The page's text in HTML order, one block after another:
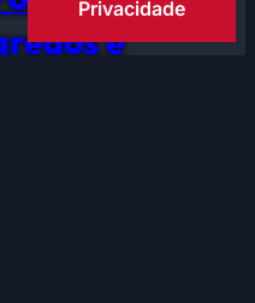
é
Privacidade